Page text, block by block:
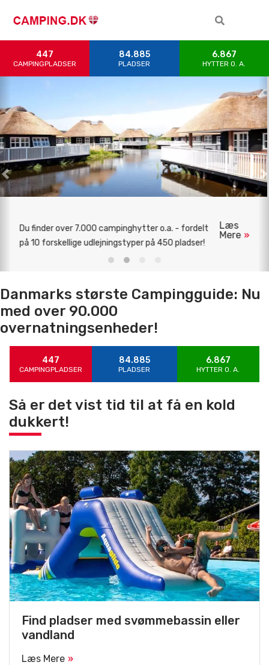
447
CAMPINGPLADSER
84.885
PLADSER
6.867
HYTTER 0. A.
Børn har det supersjovt på Camping og det er
supergodt for dig/jer! 20 forskellige søgekriterier!
Læs
Mere
Previous
Danmarks største Campingguide: Nu
med over 90.000
overnatningsenheder!
447
CAMPINGPLADSER
84.885
PLADSER
6.867
HYTTER 0. A.
Så er det vist tid til at få en kold
dukkert!
Find pladser med svømmebassin eller
vandland
Læs Mere